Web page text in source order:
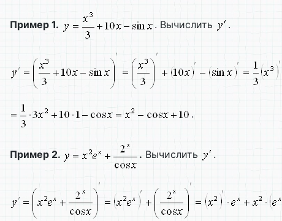
Пример 1. . Вычислить .
.
Пример 2. . Вычислить .